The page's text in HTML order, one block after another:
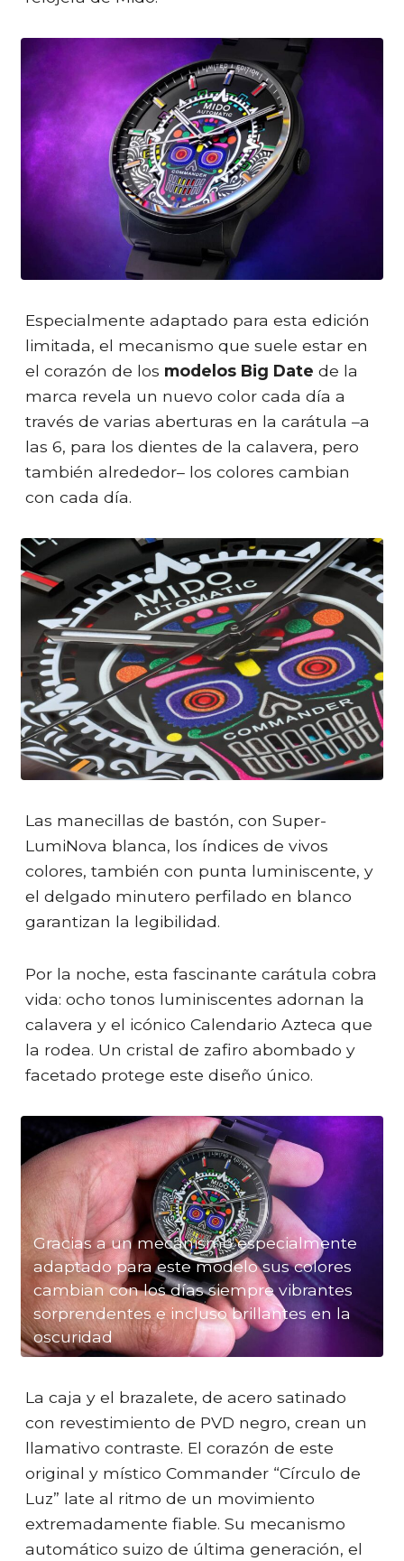
Especialmente adaptado para esta edición
limitada, el mecanismo que suele estar en
el corazón de los modelos Big Date de la
marca revela un nuevo color cada día a
través de varias aberturas en la carátula –a
las 6, para los dientes de la calavera, pero
también alrededor– los colores cambian
con cada día.
Las manecillas de bastón, con Super-
LumiNova blanca, los índices de vivos
colores, también con punta luminiscente, y
el delgado minutero perfilado en blanco
garantizan la legibilidad.
Por la noche, esta fascinante carátula cobra
vida: ocho tonos luminiscentes adornan la
calavera y el icónico Calendario Azteca que
la rodea. Un cristal de zafiro abombado y
facetado protege este diseño único.
Gracias a un mecanismo especialmente
adaptado para este modelo sus colores
cambian con los días siempre vibrantes
sorprendentes e incluso brillantes en la
oscuridad
La caja y el brazalete, de acero satinado
con revestimiento de PVD negro, crean un
llamativo contraste. El corazón de este
original y místico Commander “Círculo de
Luz” late al ritmo de un movimiento
extremadamente fiable. Su mecanismo
automático suizo de última generación, el